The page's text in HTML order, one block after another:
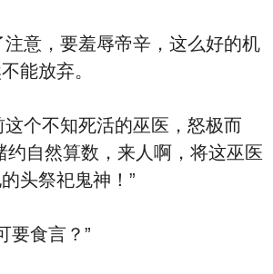
意，要羞辱帝辛，这么好的机
能放弃。
个不知死活的巫医，怒极而
约自然算数，来人啊，将这巫医
头祭祀鬼神！”
要食言？”